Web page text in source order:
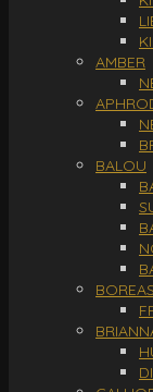
AMBER
BALOU